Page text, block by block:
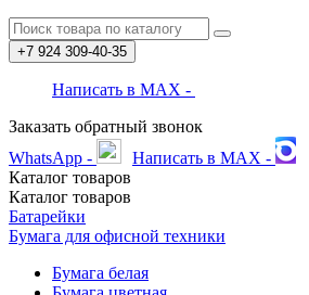
+7 924 309-40-35
Написать в MAX -
Заказать обратный звонок
WhatsApp -
Написать в MAX -
Каталог товаров
Каталог товаров
Батарейки
Бумага для офисной техники
Бумага белая